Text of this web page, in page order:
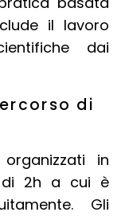
il lavoro
dai
di
in
di 2h a cui è
Gli